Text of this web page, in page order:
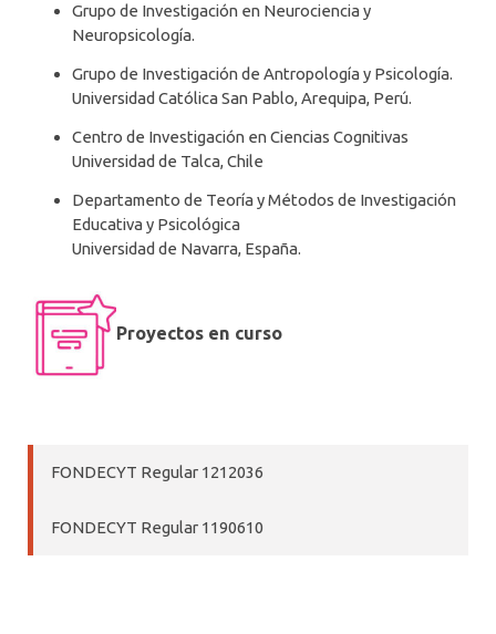
Grupo de Investigación en Neurociencia y
Neuropsicología.
Grupo de Investigación de Antropología y Psicología.
Universidad Católica San Pablo, Arequipa, Perú.
Centro de Investigación en Ciencias Cognitivas
Universidad de Talca, Chile
Departamento de Teoría y Métodos de Investigación
Educativa y Psicológica
Universidad de Navarra, España.
Proyectos en curso
FONDECYT Regular 1212036
FONDECYT Regular 1190610